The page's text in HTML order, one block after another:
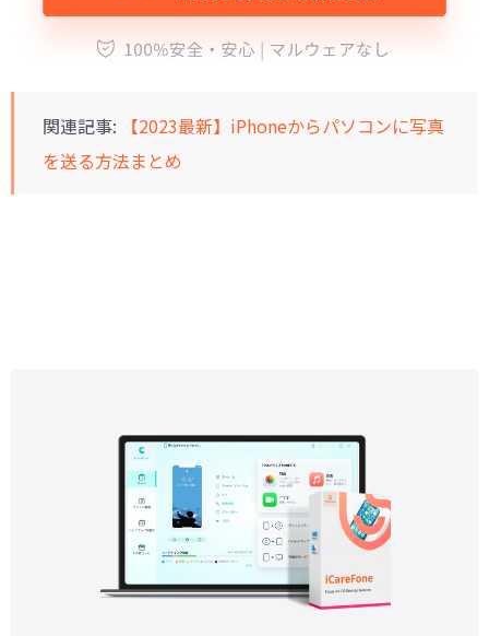
関連記事:
【2023最新】iPhoneからパソコンに写真
を送る方法まとめ